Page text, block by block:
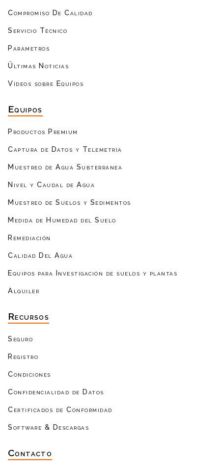
Compromiso De Calidad
Servicio Técnico
Parámetros
Ültimas Noticias
Vídeos sobre Equipos
Equipos
Productos Premium
Captura de Datos y Telemetría
Muestreo de Agua Subterránea
Nivel y Caudal de Agua
Muestreo de Suelos y Sedimentos
Medida de Humedad del Suelo
Remediación
Calidad Del Agua
Equipos para Investigación de suelos y plantas
Alquiler
Recursos
Seguro
Registro
Condiciones
Confidencialidad de Datos
Certificados de Conformidad
Software & Descargas
Contacto